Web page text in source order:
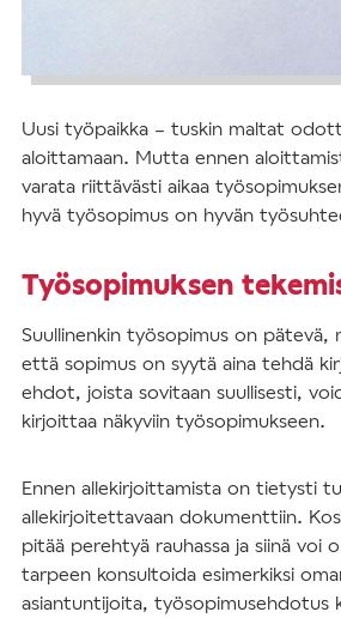
Uusi työpaikka – tuskin maltat
aloittamaan. Mutta ennen
varata riittävästi aikaa
hyvä työsopimus on hyvän
Työsopimuksen
Suullinenkin työsopimus on pätevä,
että sopimus on syytä aina tehdä
ehdot, joista sovitaan suullisesti,
kirjoittaa näkyviin työsopimukseen.
Ennen allekirjoittamista on tietysti
allekirjoitettavaan dokumenttiin.
pitää perehtyä rauhassa ja siinä voi
tarpeen konsultoida esimerkiksi
asiantuntijoita, työsopimusehdotus